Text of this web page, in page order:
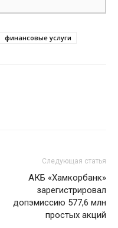
финансовые услуги
Следующая статья
АКБ «Хамкорбанк»
зарегистрировал
допэмиссию 577,6 млн
простых акций